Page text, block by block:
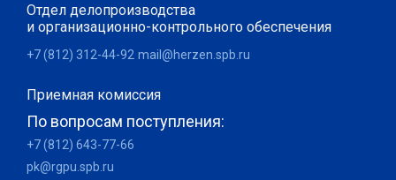
Отдел делопроизводства
и организационно-контрольного обеспечения
+7 (812) 312-44-92 mail@herzen.spb.ru
Приемная комиссия
По вопросам поступления:
+7 (812) 643-77-66
pk@rgpu.spb.ru